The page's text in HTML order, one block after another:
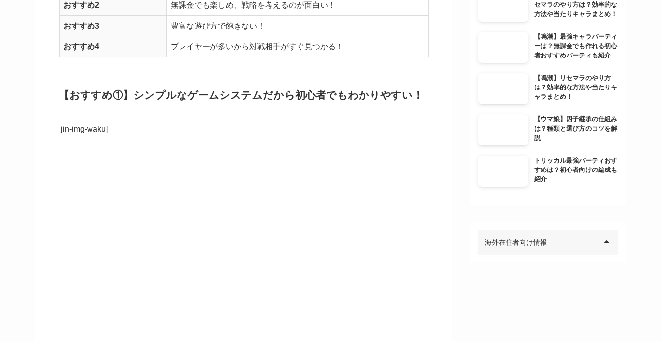
おすすめ2 無課金でも楽しめ、戦略を考えるのが面白い！
おすすめ3 豊富な遊び方で飽きない！
おすすめ4 プレイヤーが多いから対戦相手がすぐ見つかる！
【おすすめ①】シンプルなゲームシステムだから初心者でもわかりやすい！
[jin-img-waku]
セマラのやり方は？効率的な
方法や当たりキャラまとめ！
【鳴潮】最強キャラパーティ
ーは？無課金でも作れる初心
者おすすめパーティも紹介
【鳴潮】リセマラのやり方
は？効率的な方法や当たりキ
ャラまとめ！
【ウマ娘】因子継承の仕組み
は？種類と選び方のコツを解
説
トリッカル最強パーティおす
すめは？初心者向けの編成も
紹介
海外在住者向け情報